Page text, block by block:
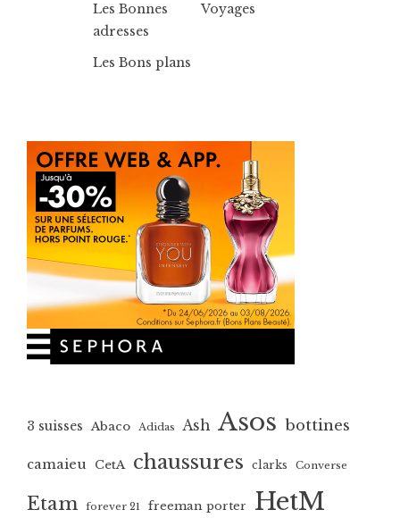
Les Bonnes
adresses
Les Bons plans
Voyages
3 suisses Abaco Adidas Ash Asos bottines
camaieu CetA chaussures clarks Converse
Etam forever 21 freeman porter HetM